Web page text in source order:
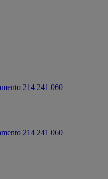
214 241 060
214 241 060